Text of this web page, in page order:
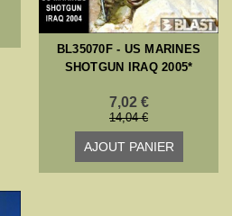
BL35070F - US MARINES
SHOTGUN IRAQ 2005*
7,02 €
14,04 €
AJOUT PANIER